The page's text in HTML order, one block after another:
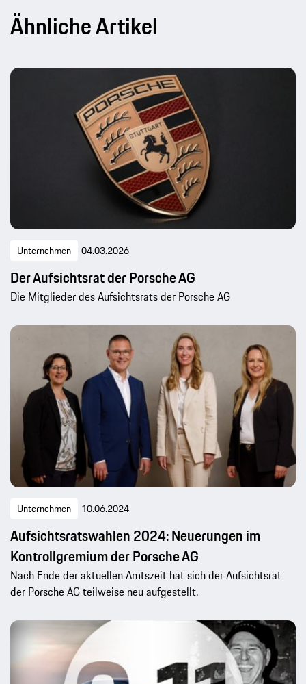
Ähnliche Artikel
Unternehmen 04.03.2026
Der Aufsichtsrat der Porsche AG
Die Mitglieder des Aufsichtsrats der Porsche AG
Unternehmen 10.06.2024
Aufsichtsratswahlen 2024: Neuerungen im
Kontrollgremium der Porsche AG
Nach Ende der aktuellen Amtszeit hat sich der Aufsichtsrat
der Porsche AG teilweise neu aufgestellt.